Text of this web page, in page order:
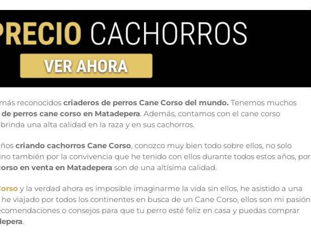
reconocidos criaderos de perros Cane Corso del mundo. Tenemos muchos
perros cane corso en Matadepera. Además, contamos con el cane corso
una alta calidad en la raza y en sus cachorros.
criando cachorros Cane Corso, conozco muy bien todo sobre ellos, no solo
también por la convivencia que he tenido con ellos durante todos estos años, por
en venta en Matadepera son de una altísima calidad.
y la verdad ahora es imposible imaginarme la vida sin ellos, he asistido a una
viajado por todos los continentes en busca de un Cane Corso, ellos son mi pasión
o consejos para que tu perro esté feliz en casa y puedas comprar
.